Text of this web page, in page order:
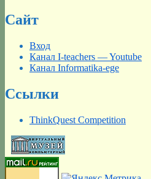
Сайт
Вход
Канал I-teachers — Youtube
Канал Informatika-ege
Ссылки
ThinkQuest Competition